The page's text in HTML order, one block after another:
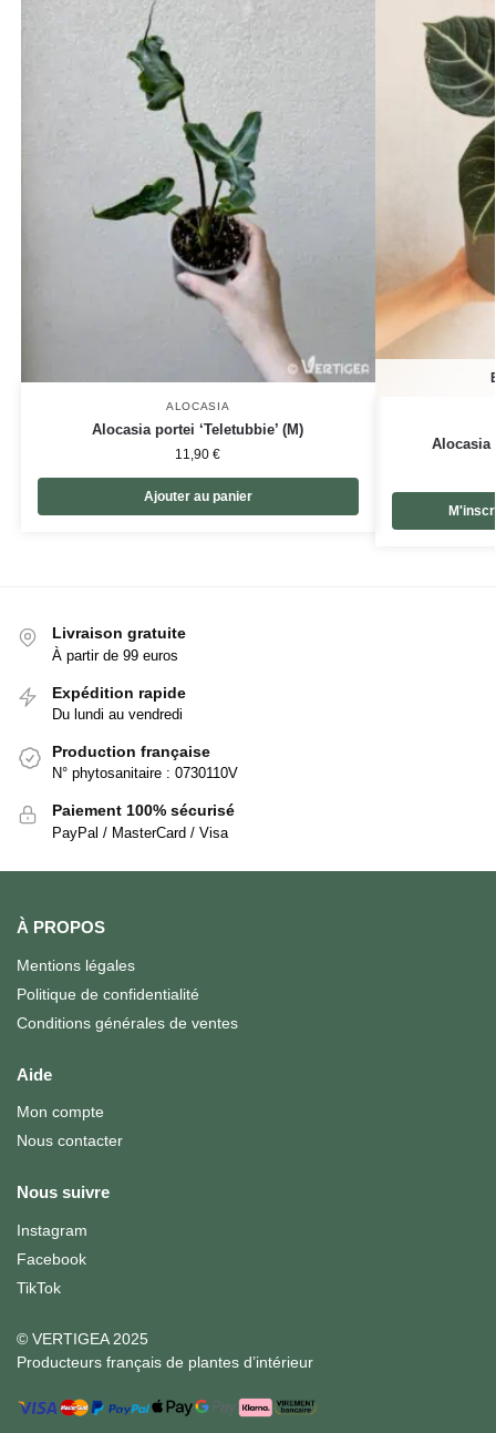
ALOCASIA
Alocasia portei ‘Teletubbie’ (M)
11,90€
Ajouter au panier
Alocasia
Livraison gratuite
À partir de 99 euros
Expédition rapide
Du lundi au vendredi
Production française
N° phytosanitaire : 0730110V
Paiement 100% sécurisé
PayPal / MasterCard / Visa
À PROPOS
Mentions légales
Politique de confidentialité
Conditions générales de ventes
Aide
Mon compte
Nous contacter
Nous suivre
Instagram
Facebook
TikTok
© VERTIGEA 2025
Producteurs français de plantes d’intérieur